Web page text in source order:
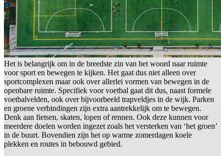
Het is belangrijk om in de breedste zin van het woord naar ruimte
voor sport en bewegen te kijken. Het gaat dus niet alleen over
sportcomplexen maar ook over allerlei vormen van bewegen in de
openbare ruimte. Specifiek voor voetbal gaat dit dus, naast formele
voetbalvelden, ook over bijvoorbeeld trapveldjes in de wijk. Parken
en groene verbindingen zijn extra aantrekkelijk om te bewegen.
Denk aan fietsen, skaten, lopen of rennen. Ook deze kunnen voor
meerdere doelen worden ingezet zoals het versterken van ‘het groen’
in de buurt. Bovendien zijn het op warme zomerdagen koele
plekken en routes in bebouwd gebied.